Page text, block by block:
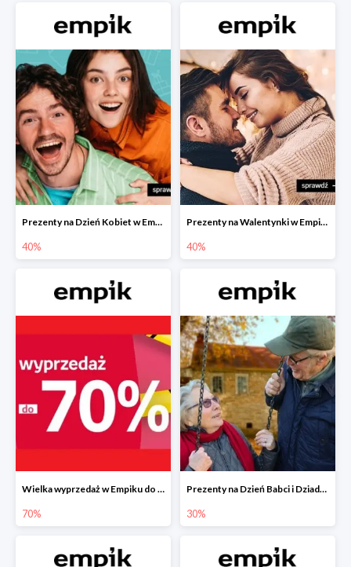
Prezenty na Dzień Kobiet w Empiku do -40%
40%
Prezenty na Walentynki w Empiku do -40%
40%
Wielka wyprzedaż w Empiku do -70%
70%
Prezenty na Dzień Babci i Dziadka w Empiku do -30%
30%